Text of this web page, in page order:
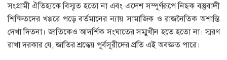
সংগ্রামী ঐতিহ্যকে বিস্মৃত হতো না এবং এদেশ সম্পূর্ণরূপে নিছক বস্তুবাদী
শিক্ষিতদের খপ্পরে পড়ে বর্তমানের ন্যায় সামাজিক ও রাজনৈতিক অশান্তি
দেখা দিতনা। জাতিকেও আদর্শিক সংঘাতের সম্মুখীন হতে হতো না। স্মরণ
রাখা দরকার যে, জাতির শ্রদ্ধেয় পূর্বসূরীদের প্রতি এই অবজ্ঞত পারে।